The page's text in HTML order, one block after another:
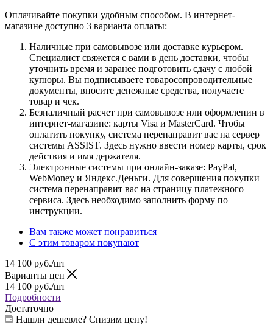
Оплачивайте покупки удобным способом. В интернет-
магазине доступно 3 варианта оплаты:
Наличные при самовывозе или доставке курьером.
Специалист свяжется с вами в день доставки, чтобы
уточнить время и заранее подготовить сдачу с любой
купюры. Вы подписываете товаросопроводительные
документы, вносите денежные средства, получаете
товар и чек.
Безналичный расчет при самовывозе или оформлении в
интернет-магазине: карты Visa и MasterCard. Чтобы
оплатить покупку, система перенаправит вас на сервер
системы ASSIST. Здесь нужно ввести номер карты, срок
действия и имя держателя.
Электронные системы при онлайн-заказе: PayPal,
WebMoney и Яндекс.Деньги. Для совершения покупки
система перенаправит вас на страницу платежного
сервиса. Здесь необходимо заполнить форму по
инструкции.
Вам также может понравиться
С этим товаром покупают
14 100 руб./шт
Варианты цен
14 100 руб./шт
Подробности
Достаточно
Нашли дешевле? Снизим цену!